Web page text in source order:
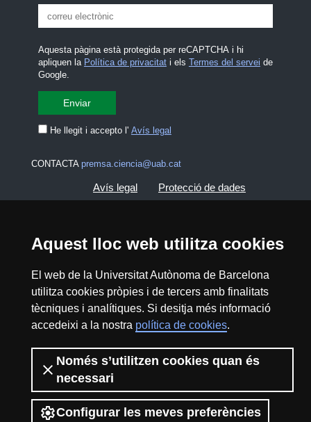
Aquest lloc web utilitza cookies
El web de la Universitat Autònoma de Barcelona
utilitza cookies pròpies i de tercers amb finalitats
tècniques i analítiques. Si desitja més informació
accedeixi a la nostra política de cookies.
Només s’utilitzen cookies quan és
necessari
Configurar les meves preferències
Aquesta pàgina està protegida per reCAPTCHA i hi
apliquen la Política de privacitati els Termes del servei de
Google.
He llegit i accepto l' Avís legal
CONTACTA premsa.ciencia@uab.cat
Avís legal Protecció de dades
2026 Divulga UAB - Creative Commons
Reconeixement - No Comercial (CC BY NC) -
ISSN: 2014-6388
View low-bandwidth version